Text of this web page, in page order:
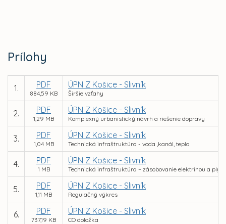
Prílohy
1. PDF
884,59 KB
ÚPN Z Košice - Slivník
Širšie vzťahy
2. PDF
1,29 MB
ÚPN Z Košice - Slivník
Komplexný urbanistický návrh a riešenie dopravy
3. PDF
1,04 MB
ÚPN Z Košice - Slivník
Technická infraštruktúra - voda ,kanál, teplo
4. PDF
1 MB
ÚPN Z Košice - Slivník
Technická infraštruktúra – zásobovanie elektrinou a
5. PDF
1,11 MB
ÚPN Z Košice - Slivník
Regulačný výkres
6. PDF
737,19 KB
ÚPN Z Košice - Slivník
CO doložka